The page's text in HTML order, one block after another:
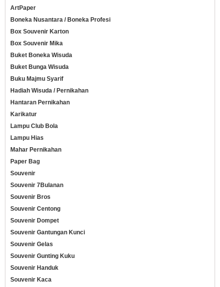
ArtPaper
Boneka Nusantara / Boneka Profesi
Box Souvenir Karton
Box Souvenir Mika
Buket Boneka Wisuda
Buket Bunga Wisuda
Buku Majmu Syarif
Hadiah Wisuda / Pernikahan
Hantaran Pernikahan
Karikatur
Lampu Club Bola
Lampu Hias
Mahar Pernikahan
Paper Bag
Souvenir
Souvenir 7Bulanan
Souvenir Bros
Souvenir Centong
Souvenir Dompet
Souvenir Gantungan Kunci
Souvenir Gelas
Souvenir Gunting Kuku
Souvenir Handuk
Souvenir Kaca